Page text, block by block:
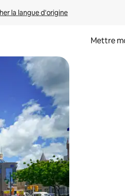
la langue d'origine
Mettre
et en faisant glisser.